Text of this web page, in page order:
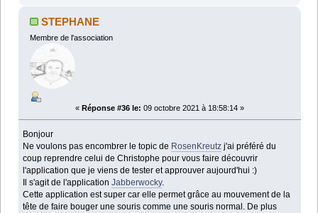
STEPHANE
Membre de l'association
« Réponse #36 le: 09 octobre 2021 à 18:58:14 »
Bonjour
Ne voulons pas encombrer le topic de RosenKreutz j'ai préféré du
coup reprendre celui de Christophe pour vous faire découvrir
l'application que je viens de tester et approuver aujourd'hui :)
Il s'agit de l'applicationJabberwocky.
Cette application est super car elle permet grâce au mouvement de la
tête de faire bouger une souris comme une souris normal. De plus